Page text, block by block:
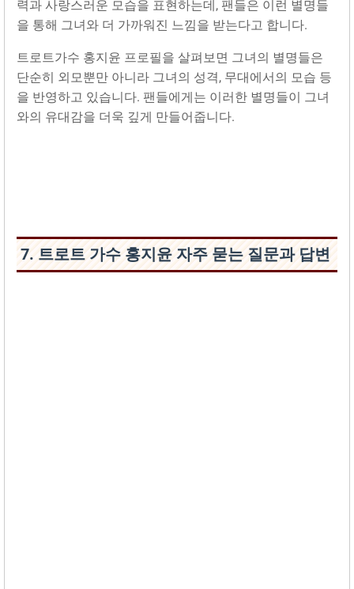
력과 사랑스러운 모습을 표현하는데, 팬들은 이런 별명들
을 통해 그녀와 더 가까워진 느낌을 받는다고 합니다.
트로트가수 홍지윤 프로필을 살펴보면 그녀의 별명들은
단순히 외모뿐만 아니라 그녀의 성격, 무대에서의 모습 등
을 반영하고 있습니다. 팬들에게는 이러한 별명들이 그녀
와의 유대감을 더욱 깊게 만들어줍니다.
7. 트로트 가수 홍지윤 자주 묻는 질문과 답변